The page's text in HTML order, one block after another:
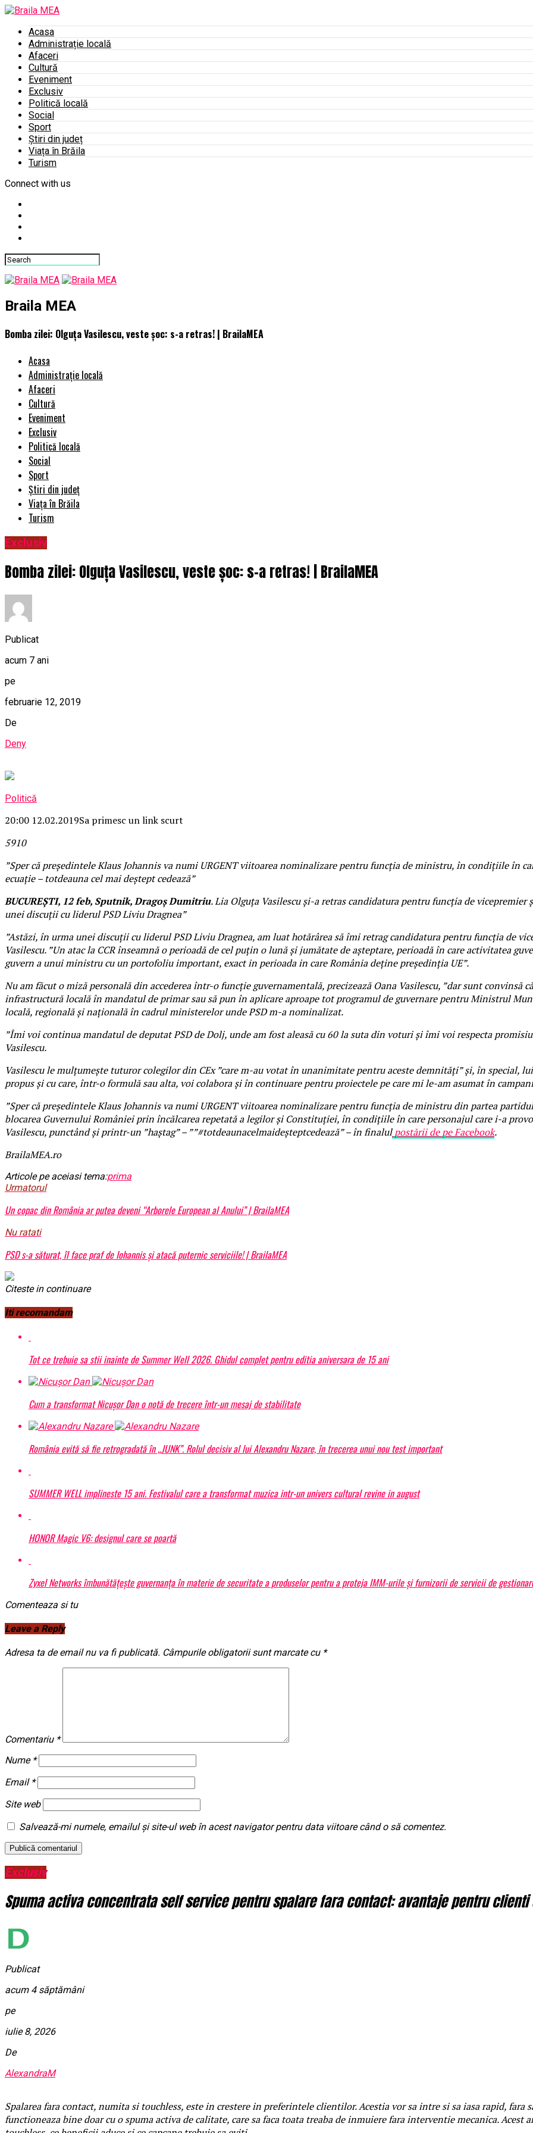
Acasa
Administrație locală
Afaceri
Cultură
Eveniment
Exclusiv
Politică locală
Social
Sport
Știri din județ
Viața în Brăila
Turism
Connect with us
Braila MEA
Bomba zilei: Olguța Vasilescu, veste șoc: s-a retras! | BrailaMEA
Acasa
Administrație locală
Afaceri
Cultură
Eveniment
Exclusiv
Politică locală
Social
Sport
Știri din județ
Viața în Brăila
Turism
Exclusiv
Bomba zilei: Olguța Vasilescu, veste șoc: s-a retras! | BrailaMEA
Publicat
acum 7 ani
pe
februarie 12, 2019
De
Deny
Politică
20:00 12.02.2019Sa primesc un link scurt
5910
”Sper că președintele Klaus Johannis va numi URGENT viitoarea nominalizare pentru funcția de ministru, în condițiile în
ecuație – totdeauna cel mai deștept cedează”
BUCUREȘTI, 12 feb, Sputnik, Dragoș Dumitriu. Lia Olguţa Vasilescu şi-a retras candidatura pentru funcţia de
unei discuții cu liderul PSD Liviu Dragnea”
”Astăzi, în urma unei discuții cu liderul PSD Liviu Dragnea, am luat hotărârea să îmi retrag candidatura pentru funcția de
Vasilescu. ”Un atac la CCR înseamnă o perioadă de cel puțin o lună și jumătate de așteptare, perioadă în care activitatea
guvern a unui ministru cu un portofoliu important, exact in perioada in care România deține președinția UE”.
Nu am făcut o miză personală din accederea într-o funcție guvernamentală, precizează Oana Vasilescu, ”dar sunt convinsă
infrastructură locală în mandatul de primar sau să pun în aplicare aproape tot programul de guvernare pentru Ministrul
locală, regională și națională în cadrul ministerelor unde PSD m-a nominalizat.
”Îmi voi continua mandatul de deputat PSD de Dolj, unde am fost aleasă cu 60 la suta din voturi și îmi voi respecta
Vasilescu.
Vasilescu le mulțumește tuturor colegilor din CEx ”care m-au votat în unanimitate pentru aceste demnități” și, în special,
propus și cu care, într-o formulă sau alta, voi colabora și în continuare pentru proiectele pe care mi le-am asumat în
”Sper că președintele Klaus Johannis va numi URGENT viitoarea nominalizare pentru funcția de ministru din partea
blocarea Guvernului României prin încălcarea repetată a legilor și Constituției, în condițiile în care personajul care i-a
Vasilescu, punctând și printr-un ”haștag” – ””#totdeaunacelmaideșteptcedează” – în finalulpostării de pe Facebook.
BrailaMEA.ro
Articole pe aceiasi tema:prima
Urmatorul
Un copac din România ar putea deveni “Arborele European al Anului” | BrailaMEA
Nu ratati
PSD s-a săturat, îl face praf de Iohannis și atacă puternic serviciile! | BrailaMEA
Citeste in continuare
Iti recomandam
Tot ce trebuie sa stii inainte de Summer Well 2026. Ghidul complet pentru editia aniversara de 15 ani
Cum a transformat Nicușor Dan o notă de trecere într-un mesaj de stabilitate
România evită să fie retrogradată în „JUNK”. Rolul decisiv al lui Alexandru Nazare, în trecerea unui nou test important
SUMMER WELL implineste 15 ani. Festivalul care a transformat muzica intr-un univers cultural revine in august
HONOR Magic V6: designul care se poartă
Zyxel Networks îmbunătățește guvernanța în materie de securitate a produselor pentru a proteja IMM-urile și furnizorii de servicii de
Comenteaza si tu
Leave a Reply
Adresa ta de email nu va fi publicată. Câmpurile obligatorii sunt marcate cu *
Comentariu *
Nume *
Email *
Site web
Salvează-mi numele, emailul și site-ul web în acest navigator pentru data viitoare când o să comentez.
Exclusiv
Spuma activa concentrata self service pentru spalare fara contact: avantaje pentru
Publicat
acum 4 săptămâni
pe
iulie 8, 2026
De
AlexandraM
Spalarea fara contact, numita si touchless, este in crestere in preferintele clientilor. Acestia vor sa intre si sa iasa rapid, fara
functioneaza bine doar cu o spuma activa de calitate, care sa faca toata treaba de inmuiere fara interventie mecanica.